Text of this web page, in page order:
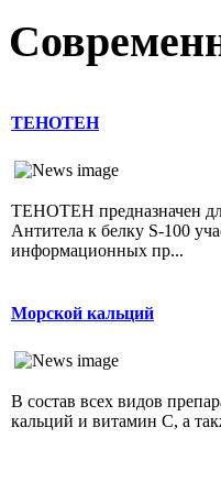
ТЕНОТЕН
ТЕНОТЕН предназначен
Антитела к белку S-100
информационных пр...
Морской кальций
В состав всех видов
кальций и витамин С, а